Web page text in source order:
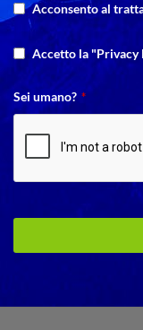
Acconsento al
Accetto la "Privacy
Sei umano? *